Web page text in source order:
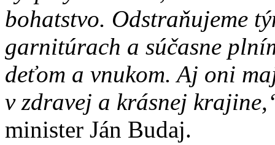
bohatstvo. Odstraňujeme
garnitúrach a súčasne
deťom a vnukom. Aj oni
v zdravej a krásnej
minister Ján Budaj.